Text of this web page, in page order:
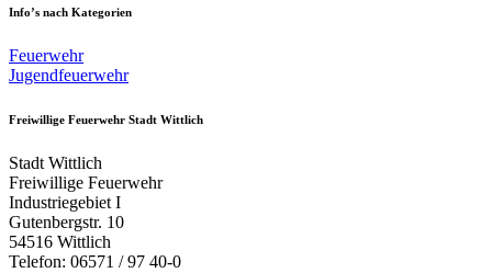
Info’s nach Kategorien
Feuerwehr
Jugendfeuerwehr
Freiwillige Feuerwehr Stadt Wittlich
Stadt Wittlich
Freiwillige Feuerwehr
Industriegebiet I
Gutenbergstr. 10
54516 Wittlich
Telefon: 06571 / 97 40-0